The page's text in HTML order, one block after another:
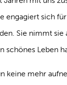
engagiert sich
Sie nimmt sie
schönes Leben
keine mehr